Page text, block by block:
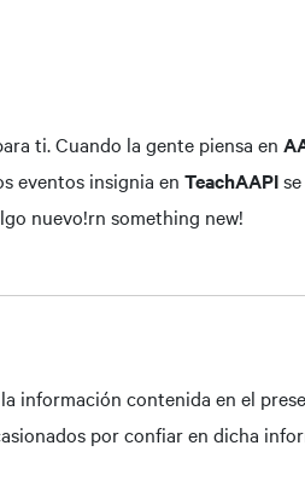
ti. Cuando la gente piensa en
eventos insignia en TeachAAPI
nuevo!rn something new!
información contenida en el
por confiar en dicha